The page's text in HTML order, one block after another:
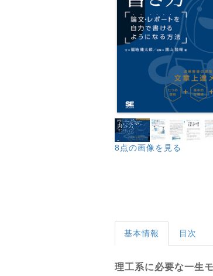
8点の画像を見る
基本情報 目次
理工系に必要な一生